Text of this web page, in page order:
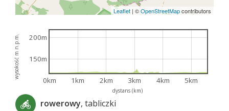
Leaflet | ©OpenStreetMapcontributors
dystans (km)
wysokość m n.p.m.
0km 1km 2km 3km 4km 5km
150m
200m
rowerowy, tabliczki